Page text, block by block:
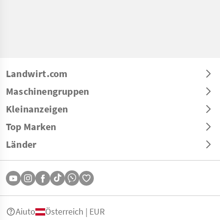
Landwirt.com
Maschinengruppen
Kleinanzeigen
Top Marken
Länder
Aiuto Österreich | EUR